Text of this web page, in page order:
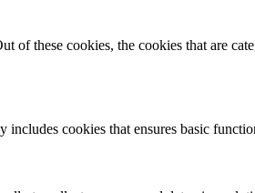
these cookies, the cookies that are
cookies that ensures basic